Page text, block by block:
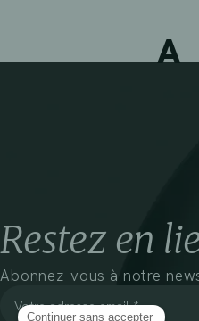
Restez en
Abonnez-vous à notre